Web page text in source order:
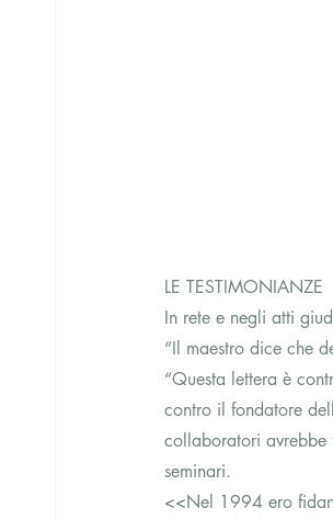
LE TESTIMONIANZE
In rete e negli atti
“Il maestro dice che
“Questa lettera è
contro il fondatore
collaboratori avrebbe
seminari.
<<Nel 1994 ero